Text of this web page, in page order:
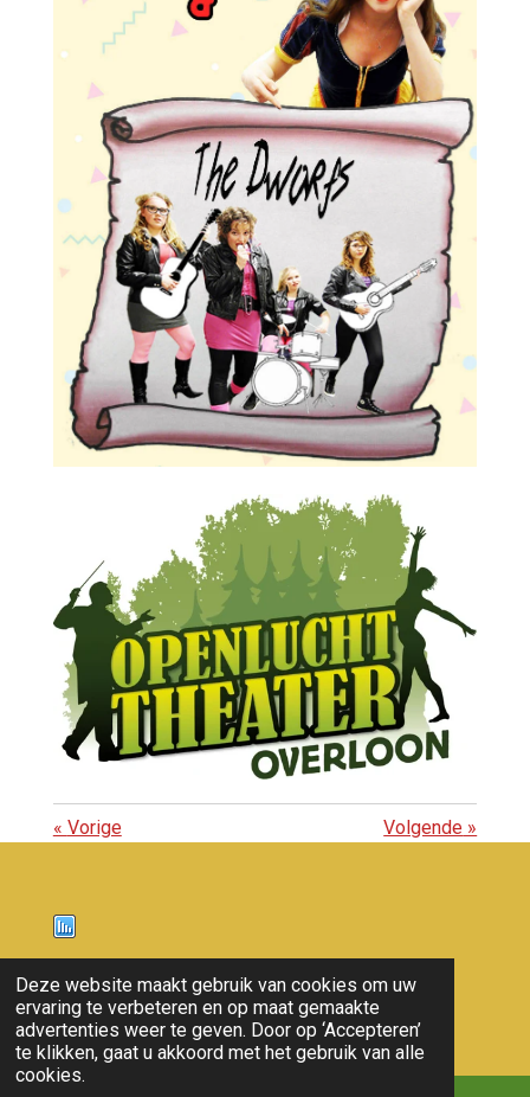
Deze website maakt gebruik van cookies om uw
ervaring te verbeteren en op maat gemaakte
advertenties weer te geven. Door op ‘Accepteren’
te klikken, gaat u akkoord met het gebruik van alle
cookies.
« Vorige Volgende »
Nieuws
© 2011 - 2026 overloon nieuws